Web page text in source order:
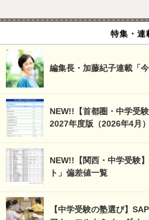
特集・連
編集長・加藤紀子連載「
NEW!!【首都圏・中学受
2027年度版（2026年4月）
NEW!!【関西・中学受験
ト」偏差値一覧
【中学受験の塾選び】